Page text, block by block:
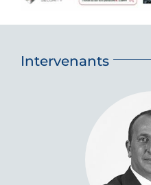
Intervenants